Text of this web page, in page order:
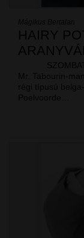
Mágikus Bertalan
HAIRY
SZOMBAT,
Mr. Tabourin-
régi típusú
Poelvoorde…